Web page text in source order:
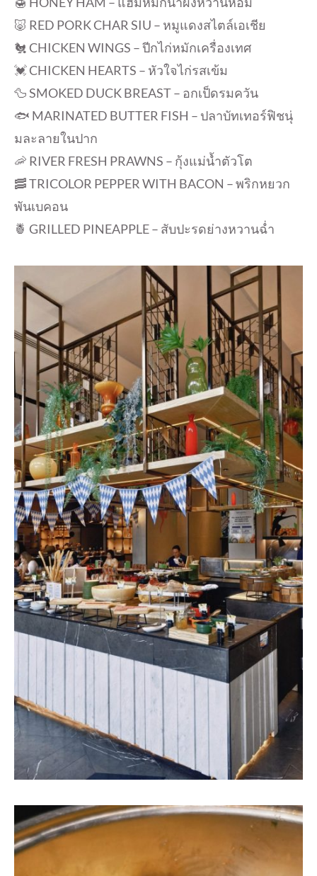
🐷 RED PORK CHAR SIU – หมูแดงสไตล์เอเชีย
🐔 CHICKEN WINGS – ปีกไก่หมักเครื่องเทศ
💓 CHICKEN HEARTS – หัวใจไก่รสเข้ม
🦆 SMOKED DUCK BREAST – อกเป็ดรมควัน
🐟 MARINATED BUTTER FISH – ปลาบัทเทอร์ฟิชนุ่
มละลายในปาก
🦐 RIVER FRESH PRAWNS – กุ้งแม่น้ำตัวโต
🥓 TRICOLOR PEPPER WITH BACON – พริกหยวก
พันเบคอน
🍍 GRILLED PINEAPPLE – สับปะรดย่างหวานฉ่ำ